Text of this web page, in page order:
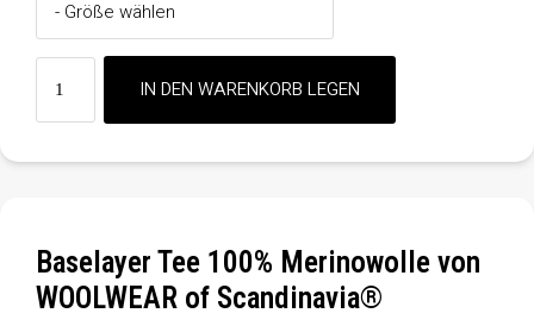
Baselayer Tee 100% Merinowolle von
WOOLWEAR of Scandinavia®